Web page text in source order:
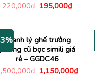
220,000₫ Giá
195,000₫Giá
Thanh lý ghế trưởng
phòng cũ bọc simili giá
rẻ – GGDC46
₫ Giá
gốc
1,150,000₫Giá